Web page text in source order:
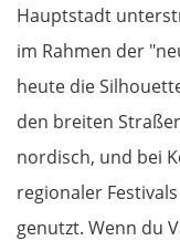
Hauptstadt
im Rahmen der
heute die
den breiten
nordisch, und bei
regionaler
genutzt. Wenn du
Italien
Triest
Venedig